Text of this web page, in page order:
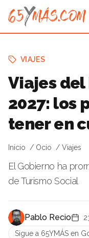
VIAJES
Viajes del
2027: los
tener en
Inicio Ocio Viajes
El Gobierno ha
de Turismo Social
Pablo Recio
Sigue a 65YMÁS en